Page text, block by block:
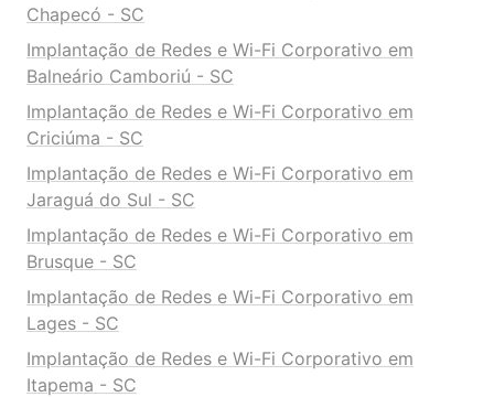
Chapecó - SC
Implantação de Redes e Wi-Fi Corporativo em
Balneário Camboriú - SC
Implantação de Redes e Wi-Fi Corporativo em
Criciúma - SC
Implantação de Redes e Wi-Fi Corporativo em
Jaraguá do Sul - SC
Implantação de Redes e Wi-Fi Corporativo em
Brusque - SC
Implantação de Redes e Wi-Fi Corporativo em
Lages - SC
Implantação de Redes e Wi-Fi Corporativo em
Itapema - SC